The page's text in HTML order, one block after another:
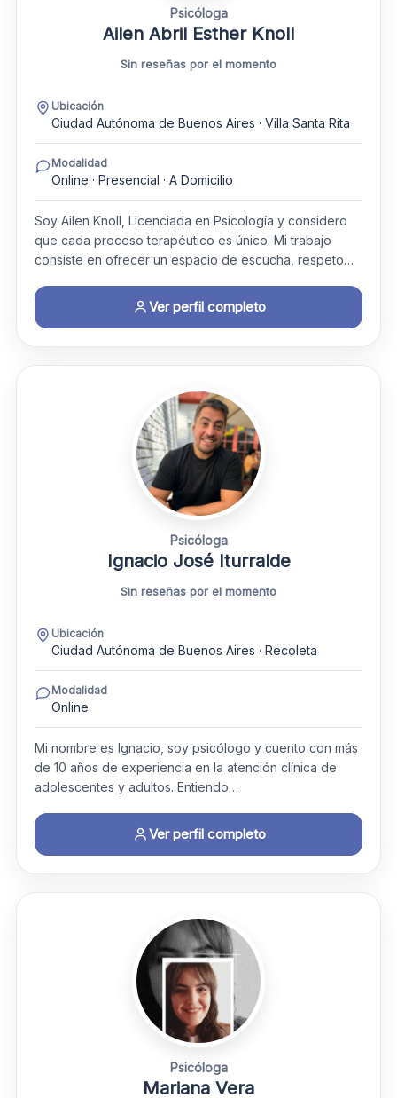
Psicóloga
Ailen Abril Esther Knoll
Sin reseñas por el momento
Ubicación
Ciudad Autónoma de Buenos Aires · Villa Santa Rita
Modalidad
Online · Presencial · A Domicilio
Soy Ailen Knoll, Licenciada en Psicología y considero
que cada proceso terapéutico es único. Mi trabajo
consiste en ofrecer un espacio de escucha, respeto…
Ver perfil completo
Psicóloga
Ignacio José Iturralde
Sin reseñas por el momento
Ubicación
Ciudad Autónoma de Buenos Aires · Recoleta
Modalidad
Online
Mi nombre es Ignacio, soy psicólogo y cuento con más
de 10 años de experiencia en la atención clínica de
adolescentes y adultos. Entiendo…
Ver perfil completo
Psicóloga
Mariana Vera